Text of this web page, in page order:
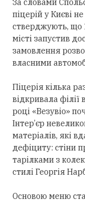
За словами
піцерій у Києві
стверджують, що
місті запустив
замовлення
власними
Піцерія кілька
відкривала філії
році «Везувіо»
Інтер’єр
матеріалів, які
дефіциту: стіни
тарілками з
стилі Георгія
Основою меню